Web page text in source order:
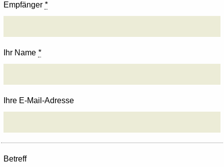
Empfänger *
Ihr Name *
Ihre E-Mail-Adresse
Betreff